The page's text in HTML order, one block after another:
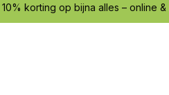
10% korting op bijna alles – online